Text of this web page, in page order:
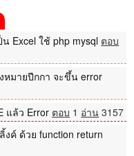
Excel ใช้ php mysql ตอบ
หมายปีกกา จะขึ้น error
แล้ว Error ตอบ 1 อ่าน 3157
ค์ ด้วย function return